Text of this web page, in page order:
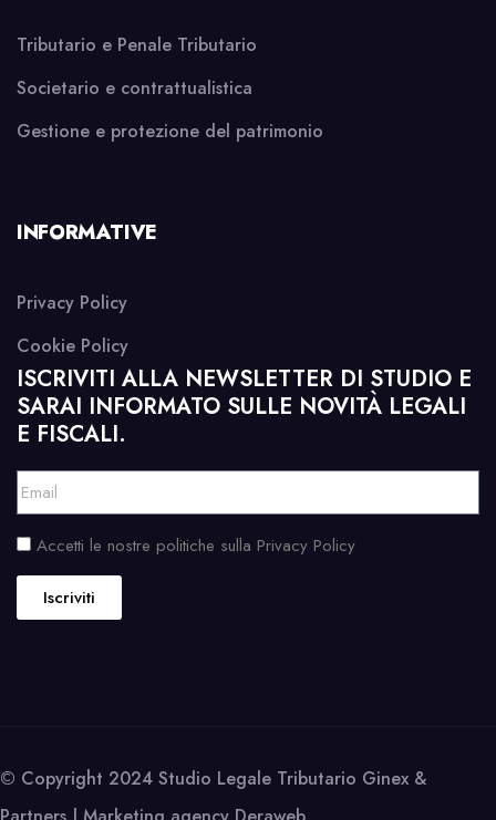
Tributario e Penale Tributario
Societario e contrattualistica
Gestione e protezione del patrimonio
INFORMATIVE
Privacy Policy
Cookie Policy
ISCRIVITI ALLA NEWSLETTER DI STUDIO E
SARAI INFORMATO SULLE NOVITÀ LEGALI
E FISCALI.
Accetti le nostre politiche sulla Privacy Policy
Iscriviti
© Copyright 2024 Studio Legale Tributario Ginex &